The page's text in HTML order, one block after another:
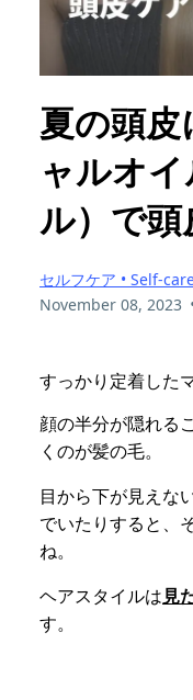
夏の頭
ャルオ
ル）で頭
セルフケア • Self-
November 08, 2023
すっかり定着した
顔の半分が隠れる
くのが髪の毛。
目から下が見えな
でいたりすると、
ね。
ヘアスタイルは見
す。